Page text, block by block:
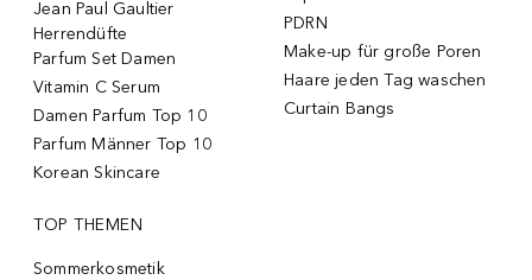
Jean Paul Gaultier
Herrendüfte
Parfum Set Damen
Vitamin C Serum
Damen Parfum Top 10
Parfum Männer Top 10
Korean Skincare
PDRN
Make-up für große Poren
Haare jeden Tag waschen
Curtain Bangs
TOP THEMEN
Sommerkosmetik